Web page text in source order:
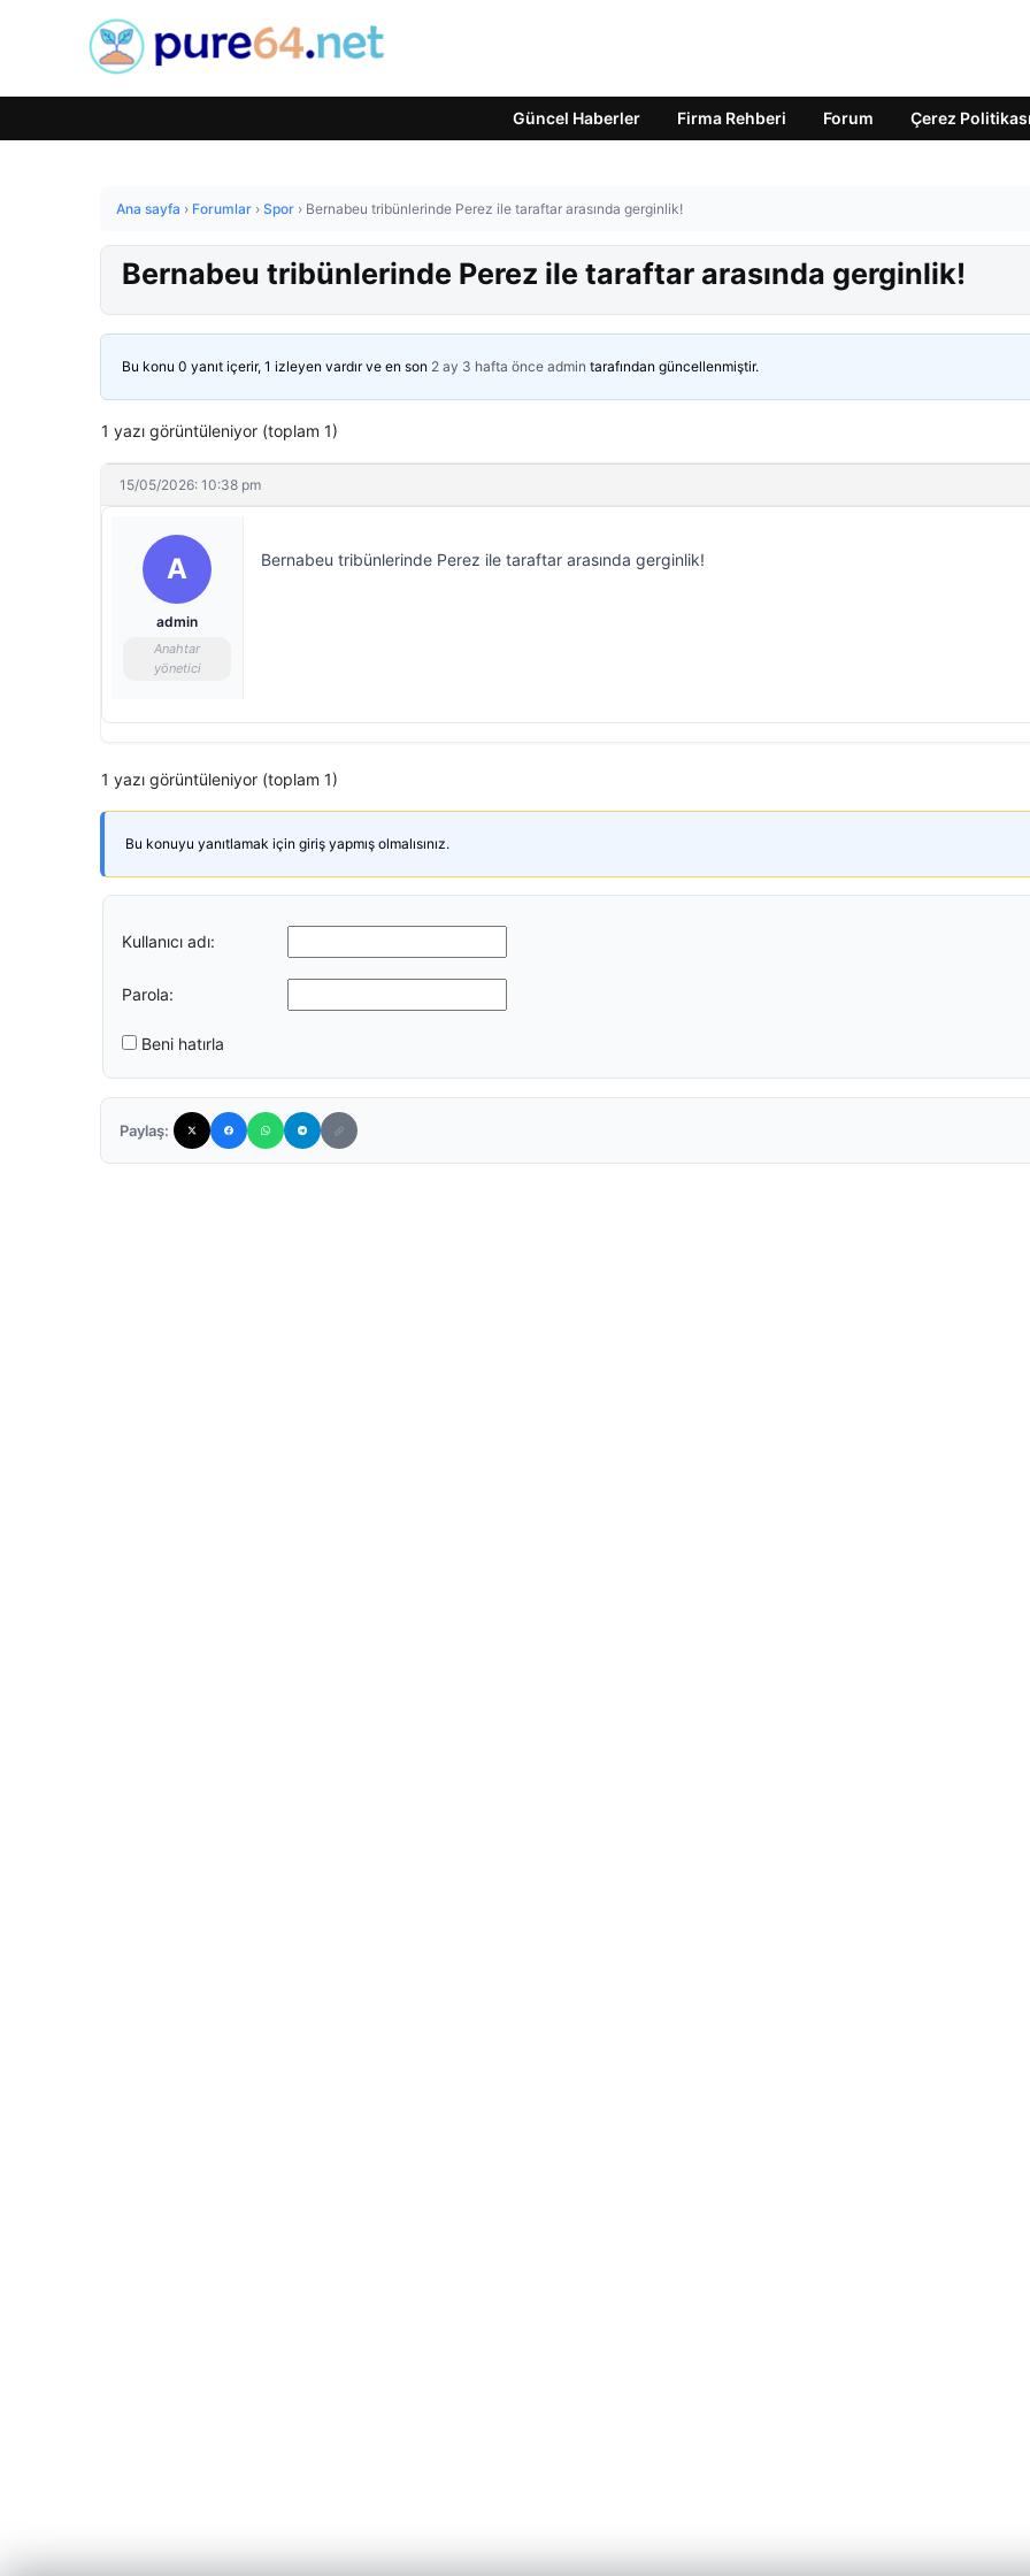
Güncel Haberler Firma Rehberi Forum Çerez Politikası
Ana sayfa › Forumlar › Spor › Bernabeu tribünlerinde Perez ile taraftar arasında gerginlik!
Bernabeu tribünlerinde Perez ile taraftar arasında gerginlik!
Bu konu 0 yanıt içerir, 1 izleyen vardır ve en son 2 ay 3 hafta önce admin tarafından güncellenmiştir.
1 yazı görüntüleniyor (toplam 1)
15/05/2026: 10:38 pm
A
admin
Anahtar
yönetici
Bernabeu tribünlerinde Perez ile taraftar arasında gerginlik!
1 yazı görüntüleniyor (toplam 1)
Bu konuyu yanıtlamak için giriş yapmış olmalısınız.
Kullanıcı adı:
Parola:
Beni hatırla
Paylaş: